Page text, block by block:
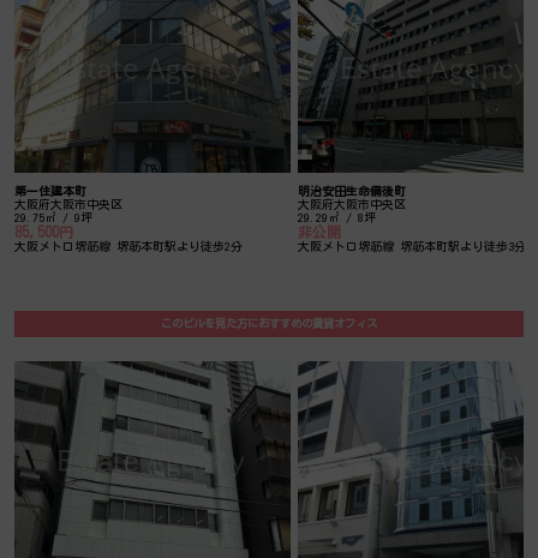
第一住建本町
大阪府大阪市中央区
29.75㎡ / 9坪
85,500円
大阪メトロ堺筋線 堺筋本町駅より徒歩2分
明治安田生命備後町
大阪府大阪市中央区
29.29㎡ / 8坪
非公開
大阪メトロ堺筋線 堺筋本町駅より徒歩3分
このビルを見た方におすすめの賃貸オフィス